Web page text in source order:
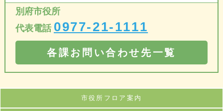
別府市役所
代表電話 0977-21-1111
各課お問い合わせ先一覧
市役所フロア案内